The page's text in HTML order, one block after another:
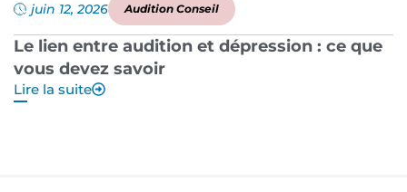
juin 12, 2026 Audition Conseil
Le lien entre audition et dépression : ce que
vous devez savoir
Lire la suite